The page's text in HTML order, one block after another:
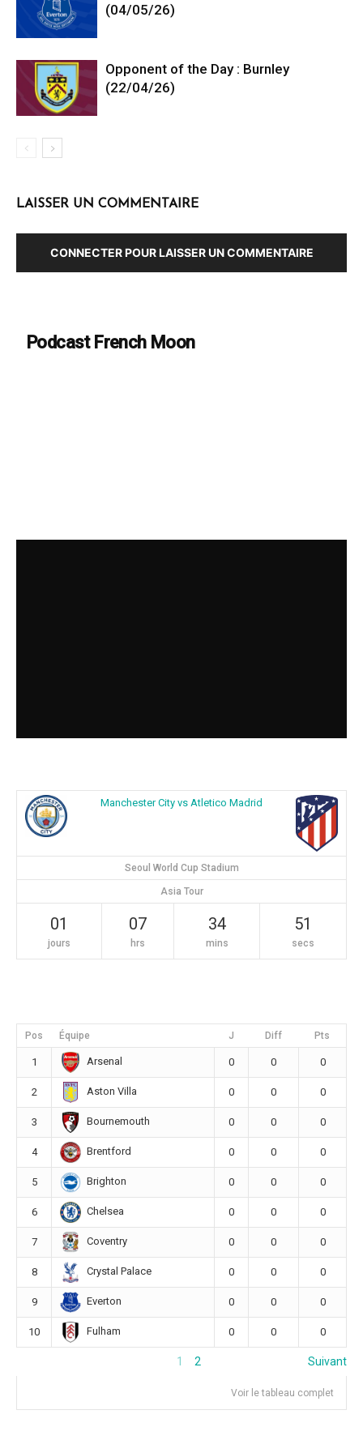
(04/05/26)
Opponent of the Day : Burnley
(22/04/26)
LAISSER UN COMMENTAIRE
CONNECTER POUR LAISSER UN COMMENTAIRE
Podcast French Moon
Manchester City vs Atletico Madrid
Seoul World Cup Stadium
Asia Tour
01
jours
07
hrs
34
mins
50
secs
Pos Équipe J Diff Pts
1 Arsenal 0 0 0
2 Aston Villa 0 0 0
3 Bournemouth 0 0 0
4 Brentford 0 0 0
5 Brighton 0 0 0
6 Chelsea 0 0 0
7 Coventry 0 0 0
8 Crystal Palace 0 0 0
9 Everton 0 0 0
10 Fulham 0 0 0
1 2 Suivant
Voir le tableau complet